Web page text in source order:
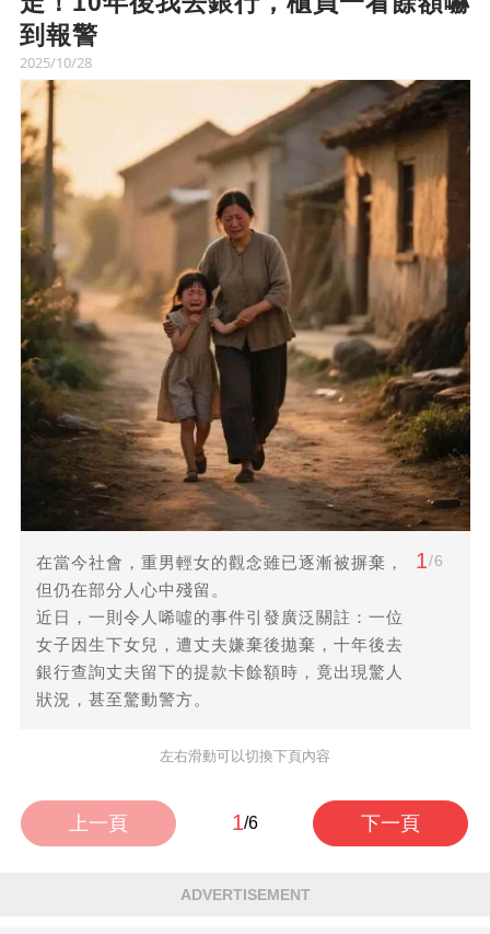
到報警
2025/10/28
在當今社會，重男輕女的觀念雖已逐漸被摒棄，
但仍在部分人心中殘留。
近日，一則令人唏噓的事件引發廣泛關註：一位
女子因生下女兒，遭丈夫嫌棄後拋棄，十年後去
銀行查詢丈夫留下的提款卡餘額時，竟出現驚人
狀況，甚至驚動警方。
1/6
左右滑動可以切換下頁內容
上一頁 1/6 下一頁
ADVERTISEMENT